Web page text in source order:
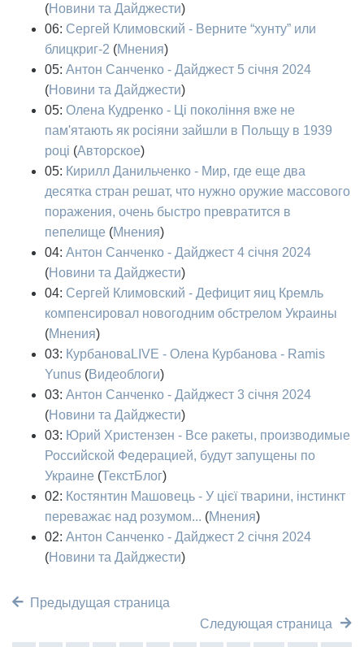
(Новини та Дайджести)
06: Сергей Климовский - Верните “хунту” или
блицкриг-2 (Мнения)
05: Антон Санченко - Дайджест 5 січня 2024
(Новини та Дайджести)
05: Олена Кудренко - Ці покоління вже не
пам'ятають як росіяни зайшли в Польщу в 1939
році (Авторское)
05: Кирилл Данильченко - Мир, где еще два
десятка стран решат, что нужно оружие массового
поражения, очень быстро превратится в
пепелище (Мнения)
04: Антон Санченко - Дайджест 4 січня 2024
(Новини та Дайджести)
04: Сергей Климовский - Дефицит яиц Кремль
компенсировал новогодним обстрелом Украины
(Мнения)
03: КурбановаLIVE - Олена Курбанова - Ramis
Yunus (Видеоблоги)
03: Антон Санченко - Дайджест 3 січня 2024
(Новини та Дайджести)
03: Юрий Христензен - Все ракеты, производимые
Российской Федерацией, будут запущены по
Украине (ТекстБлог)
02: Костянтин Машовець - У цієї тварини, інстинкт
переважає над розумом... (Мнения)
02: Антон Санченко - Дайджест 2 січня 2024
(Новини та Дайджести)
Предыдущая страница
Следующая страница